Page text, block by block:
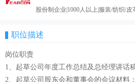
股份制企业|1000人以上|服装/纺织/皮
职位描述
岗位职责
1、起草公司年度工作总结及总经理讲话
2、起草公司股东会和董事会的会议材料；